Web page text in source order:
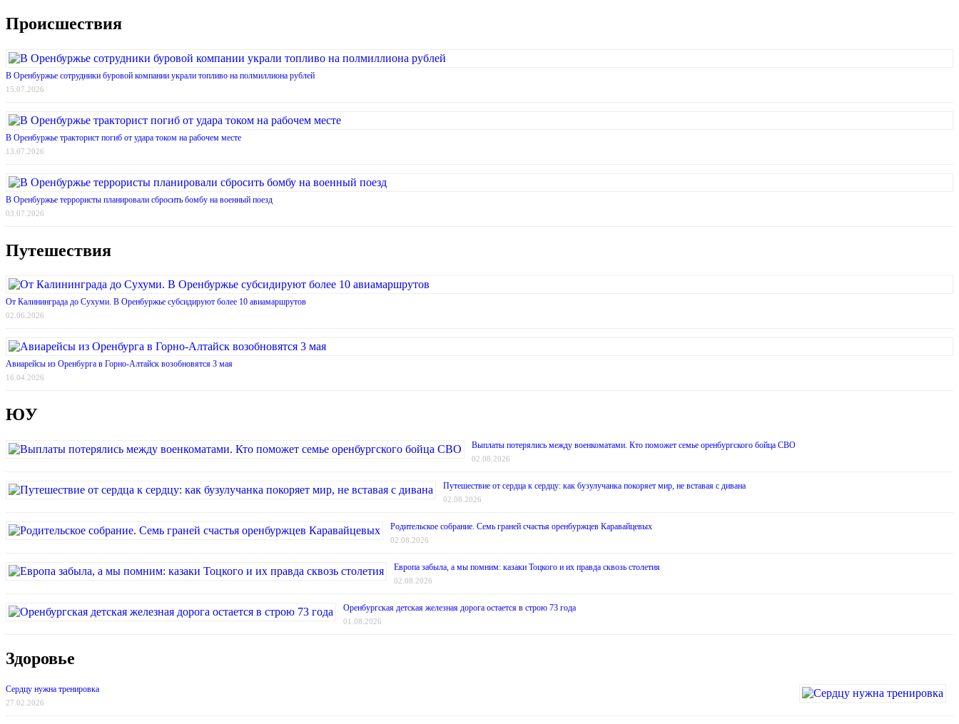
Происшествия
В Оренбуржье сотрудники буровой компании украли топливо на полмиллиона рублей
15.07.2026
В Оренбуржье тракторист погиб от удара током на рабочем месте
13.07.2026
В Оренбуржье террористы планировали сбросить бомбу на военный поезд
03.07.2026
Путешествия
От Калининграда до Сухуми. В Оренбуржье субсидируют более 10 авиамаршрутов
02.06.2026
Авиарейсы из Оренбурга в Горно-Алтайск возобновятся 3 мая
16.04.2026
ЮУ
Выплаты потерялись между военкоматами. Кто поможет семье оренбургского бойца СВО
02.08.2026
Путешествие от сердца к сердцу: как бузулучанка покоряет мир, не вставая с дивана
02.08.2026
Родительское собрание. Семь граней счастья оренбуржцев Каравайцевых
02.08.2026
Европа забыла, а мы помним: казаки Тоцкого и их правда сквозь столетия
02.08.2026
Оренбургская детская железная дорога остается в строю 73 года
01.08.2026
Здоровье
Сердцу нужна тренировка
27.02.2026